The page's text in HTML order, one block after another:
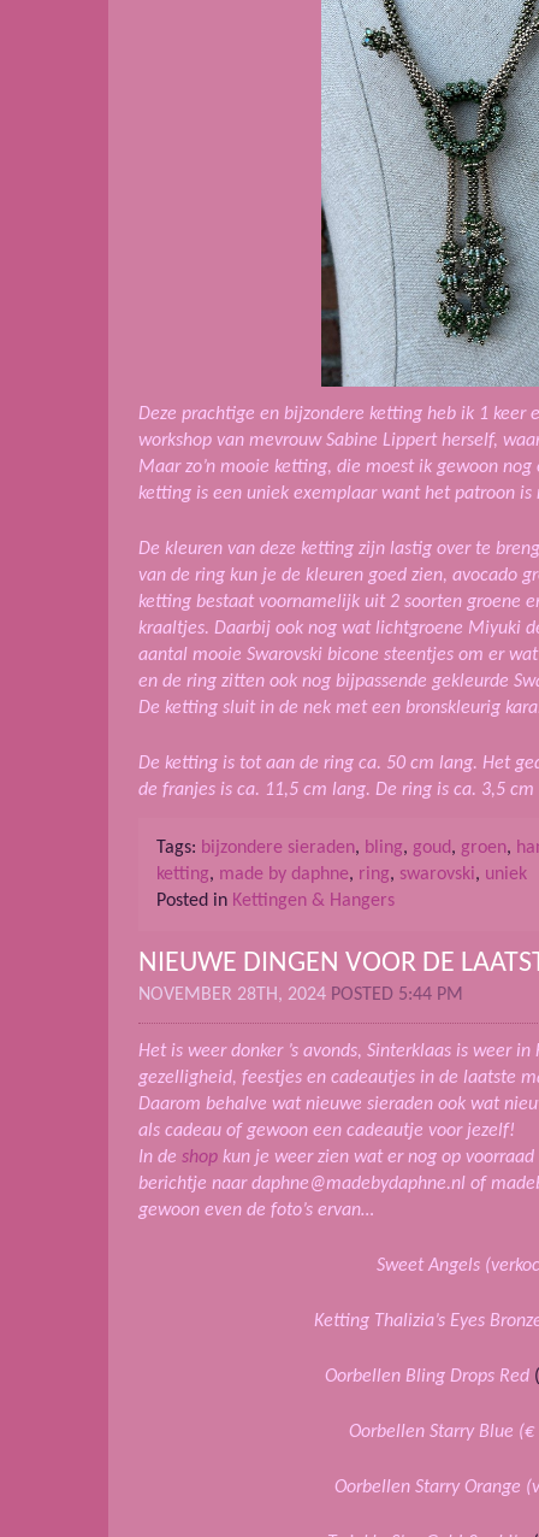
Deze prachtige en bijzondere ketting heb ik 1 keer
workshop van mevrouw Sabine Lippert herself,
Maar zo’n mooie ketting, die moest ik gewoon
ketting is een uniek exemplaar want het patroon is
De kleuren van deze ketting zijn lastig over te
van de ring kun je de kleuren goed zien, avocado
ketting bestaat voornamelijk uit 2 soorten groene
kraaltjes. Daarbij ook nog wat lichtgroene Miyuki
aantal mooie Swarovski bicone steentjes om er
en de ring zitten ook nog bijpassende gekleurde
De ketting sluit in de nek met een bronskleurig
De ketting is tot aan de ring ca. 50 cm lang. Het
de franjes is ca. 11,5 cm lang. De ring is ca. 3,5 cm
Tags: bijzondere sieraden, bling, goud, groen,
ketting, made by daphne, ring, swarovski, uniek
Posted in Kettingen & Hangers
NIEUWE DINGEN VOOR DE
NOVEMBER 28TH, 2024 POSTED 5:44 PM
Het is weer donker ’s avonds, Sinterklaas is weer
gezelligheid, feestjes en cadeautjes in de laatste
Daarom behalve wat nieuwe sieraden ook wat
als cadeau of gewoon een cadeautje voor jezelf!
In de shop kun je weer zien wat er nog op
berichtje naar daphne@madebydaphne.nl of
gewoon even de foto’s ervan…
Sweet Angels
Ketting Thalizia’s Eyes
Oorbellen Bling Drops Red
Oorbellen Starry Blue (€
Oorbellen Starry Orange